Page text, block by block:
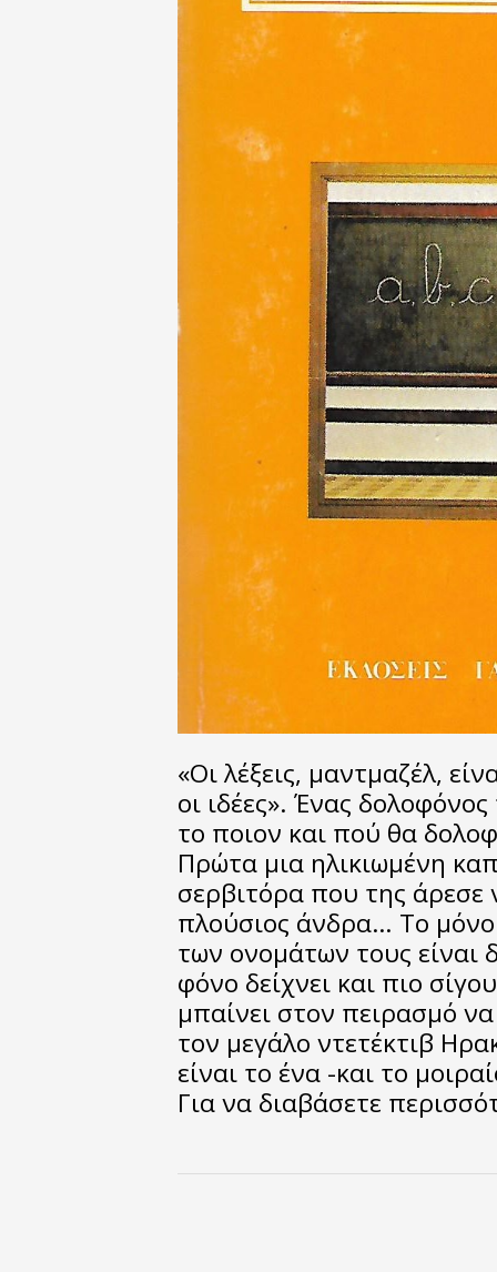
«Οι λέξεις, μαντμαζέλ,
οι ιδέες». Ένας
το ποιον και πού θα
Πρώτα μια ηλικιωμένη
σερβιτόρα που της άρεσε
πλούσιος άνδρα… Το μόνο
των ονομάτων τους είναι
φόνο δείχνει και πιο
μπαίνει στον πειρασμό
τον μεγάλο ντετέκτιβ
είναι το ένα -και το
Για να διαβάσετε